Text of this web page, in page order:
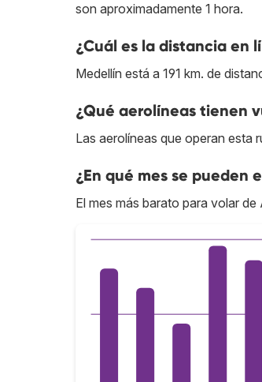
son aproximadamente 1 hora.
¿Cuál es la distancia en
Medellín está a 191 km. de
¿Qué aerolíneas tienen
Las aerolíneas que operan esta
¿En qué mes se pueden
El mes más barato para volar